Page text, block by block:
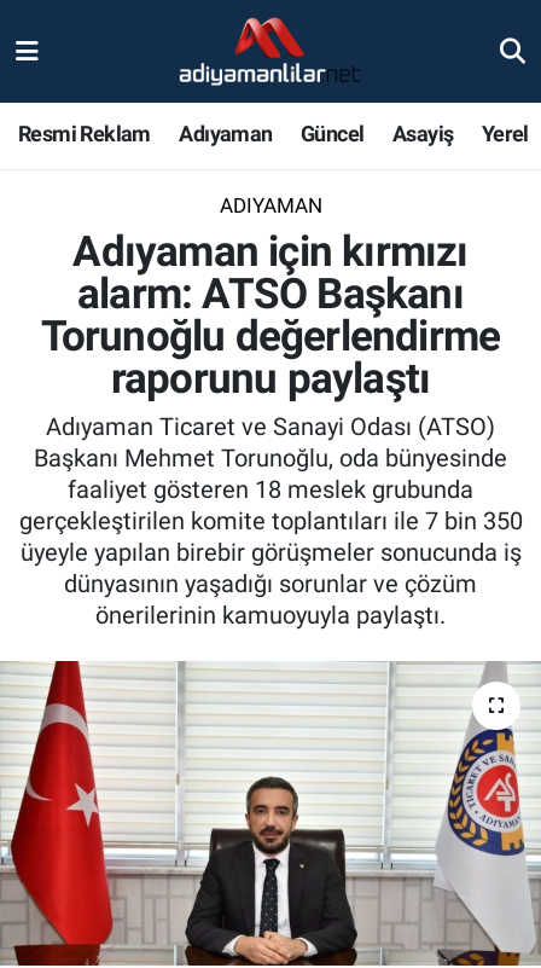
Resmi Reklam Adıyaman Güncel Asayiş Yerel
ADIYAMAN
Adıyaman için kırmızı
alarm: ATSO Başkanı
Torunoğlu değerlendirme
raporunu paylaştı
Adıyaman Ticaret ve Sanayi Odası (ATSO)
Başkanı Mehmet Torunoğlu, oda bünyesinde
faaliyet gösteren 18 meslek grubunda
gerçekleştirilen komite toplantıları ile 7 bin 350
üyeyle yapılan birebir görüşmeler sonucunda iş
dünyasının yaşadığı sorunlar ve çözüm
önerilerinin kamuoyuyla paylaştı.
Magazin
Bölge Haberleri
Gündem
Asayiş
Sağlık
Özel Haber
Eğitim
Ekonomi
Yaşam
Çevre
BİLİM VE TEKNOLOJİ
Nöbetçi Eczaneler
Adiyaman Namaz Vakitleri
Trafik Durumu
Süper Lig Puan Durumu ve Fikstür
Tüm Manşetler
Son Dakika Haberleri
Haber Arşivi